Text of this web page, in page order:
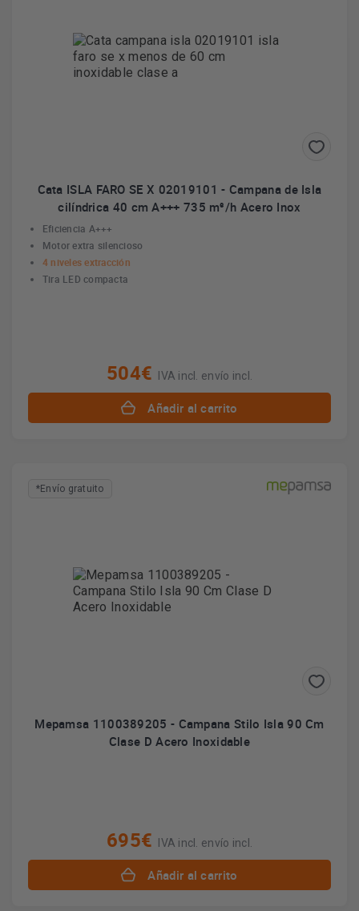
Cata ISLA FARO SE X 02019101 - Campana de Isla
cilíndrica 40 cm A+++ 735 m³/h Acero Inox
Eficiencia A+++
Motor extra silencioso
4 niveles extracción
Tira LED compacta
504€ IVA incl. envío incl.
Añadir al carrito
*Envío gratuito
Mepamsa 1100389205 - Campana Stilo Isla 90 Cm
Clase D Acero Inoxidable
695€ IVA incl. envío incl.
Añadir al carrito